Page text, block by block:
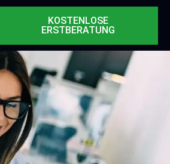
KOSTENLOSE
ERSTBERATUNG